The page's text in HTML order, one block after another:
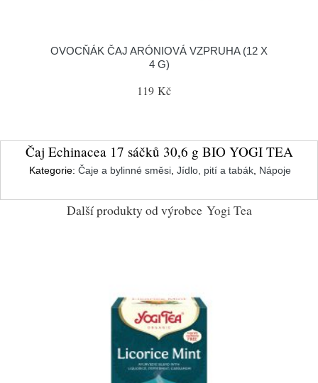
OVOCŇÁK ČAJ ARÓNIOVÁ VZPRUHA (12 X
4 G)
119 Kč
Čaj Echinacea 17 sáčků 30,6 g BIO YOGI TEA
Kategorie: Čaje a bylinné směsi, Jídlo, pití a tabák, Nápoje
Další produkty od výrobce Yogi Tea